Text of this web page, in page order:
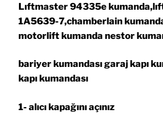
Lıftmaster 94335e
1A5639-7,chamberlain
motorlift kumanda nestor
bariyer kumandası garaj kapı
kapı kumandası
1- alıcı kapağını açınız